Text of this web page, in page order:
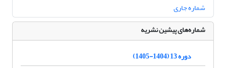
شماره جاری
شماره‌های پیشین نشریه
دوره 13 (1404-1405)